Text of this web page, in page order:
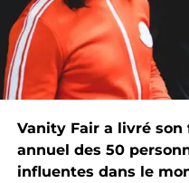
Vanity Fair a livré
annuel des 50
influentes dans le